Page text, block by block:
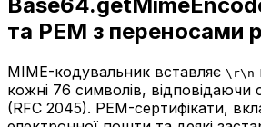
та PEM з переносами
MIME-кодувальник вставляє \r\n
кожні 76 символів, відповідаючи
(RFC 2045). PEM-сертифікати,